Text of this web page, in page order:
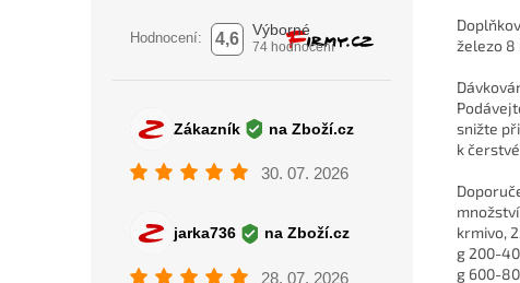
železo 8
snižte
k
krmivo,
g 200-
g 600-